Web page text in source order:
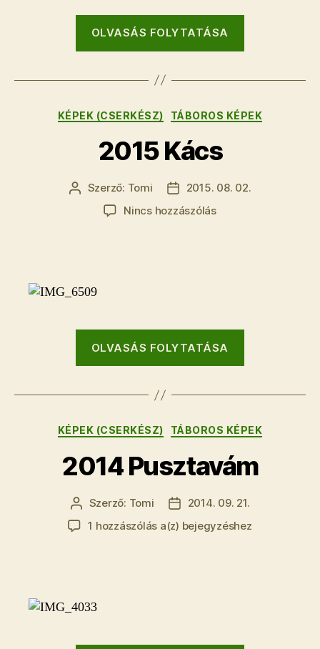
OLVASÁS FOLYTATÁSA
Kategóriák
KÉPEK (CSERKÉSZ) TÁBOROS KÉPEK
2015 Kács
Bejegyzés
szerzője
Szerző: Tomi
Bejegyzés
dátuma
2015. 08. 02.
Nincs hozzászólása(z)
OLVASÁS FOLYTATÁSA
Kategóriák
KÉPEK (CSERKÉSZ) TÁBOROS KÉPEK
2014 Pusztavám
Bejegyzés
szerzője
Szerző: Tomi
Bejegyzés
dátuma
2014. 09. 21.
1 hozzászólás a(z)2014
bejegyzéshez